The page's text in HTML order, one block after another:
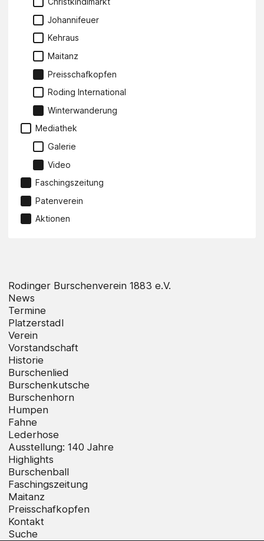
Johannifeuer
Kehraus
Maitanz
Preisschafkopfen
Roding International
Winterwanderung
Mediathek
Galerie
Video
Faschingszeitung
Patenverein
Aktionen
Rodinger Burschenverein 1883 e.V.
News
Termine
Platzerstadl
Verein
Vorstandschaft
Historie
Burschenlied
Burschenkutsche
Burschenhorn
Humpen
Fahne
Lederhose
Ausstellung: 140 Jahre
Highlights
Burschenball
Faschingszeitung
Maitanz
Preisschafkopfen
Kontakt
Suche